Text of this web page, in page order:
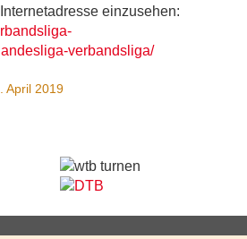
einzusehen:
verbandsliga/
April 2019